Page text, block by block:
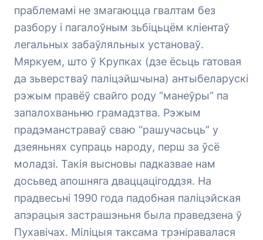
праблемамі не змагаюцца гвалтам без
разбору і пагалоўным зьбіцьцём кліентаў
легальных забаўляльных установаў.
Мяркуем, што ў Крупках (дзе ёсьць гатовая
да зьверстваў паліцэйшчына) антыбеларускі
рэжым правёў свайго роду “манеўры” па
запалохваньню грамадзтва. Рэжым
прадэманстраваў сваю “рашучасьць” у
дзеяньнях супраць народу, перш за ўсё
моладзі. Такія высновы падказвае нам
досьвед апошняга дваццацігоддзя. На
прадвесьні 1990 года падобная паліцэйская
апэрацыя застрашэньня была праведзена ў
Пухавічах. Міліцыя таксама трэніравалася